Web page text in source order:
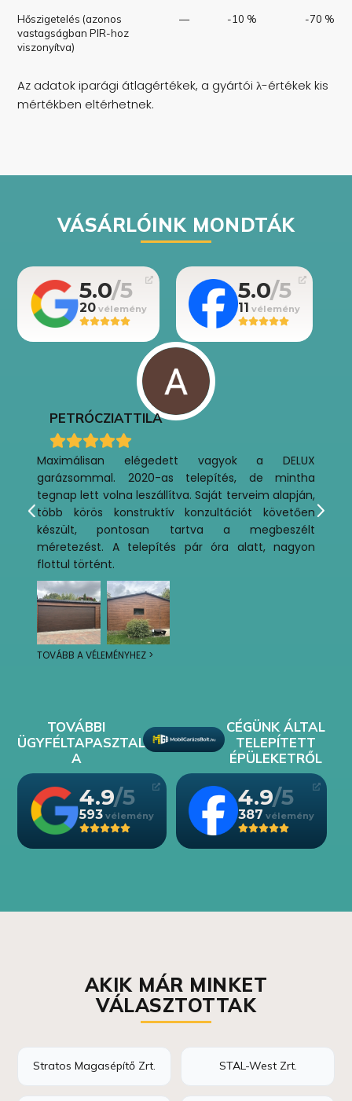
Hőszigetelés (azonos
vastagságban PIR-hoz
viszonyítva)
— -10 % -70 %
Az adatok iparági átlagértékek, a gyártói λ-értékek kis
mértékben eltérhetnek.
VÁSÁRLÓINK MONDTÁK
5.0
20
5.0
11
PETRÓCZIATTILA
Maximálisan elégedett vagyok a DELUX
garázsommal. 2020-as telepítés, de mintha
tegnap lett volna leszállítva. Saját terveim alapján,
több körös konstruktív konzultációt követően
készült, pontosan tartva a megbeszélt
méretezést. A telepítés pár óra alatt, nagyon
flottul történt.
TOVÁBB A VÉLEMÉNYHEZ >
TOVÁBBI
ÜGYFÉLTAPASZTALATOK
A
CÉGÜNK ÁLTAL
TELEPÍTETT
ÉPÜLEKETRŐL
4.9
593
4.9
387
AKIK MÁR MINKET
VÁLASZTOTTAK
Stratos Magasépítő Zrt. STAL-West Zrt.